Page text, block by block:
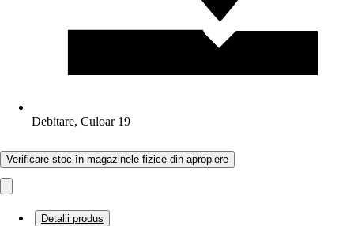
Debitare, Culoar 19
Verificare stoc în magazinele fizice din apropiere
Detalii produs